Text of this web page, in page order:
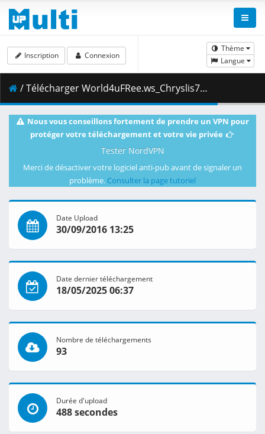
Thème
Langue
Inscription Connexion
/ Télécharger World4uFRee.ws_Chryslis72hin.mkv.002 ( 199.00 MB )
Nous vous conseillons fortement de prendre un VPN pour
protéger votre téléchargement et votre vie privée
Tester NordVPN
Merci de désactiver votre logiciel anti-pub avant de signaler un
problème. Consulter la page tutoriel
Date Upload
30/09/2016 13:25
Date dernier téléchargement
18/05/2025 06:37
Nombre de téléchargements
93
Durée d'upload
488 secondes